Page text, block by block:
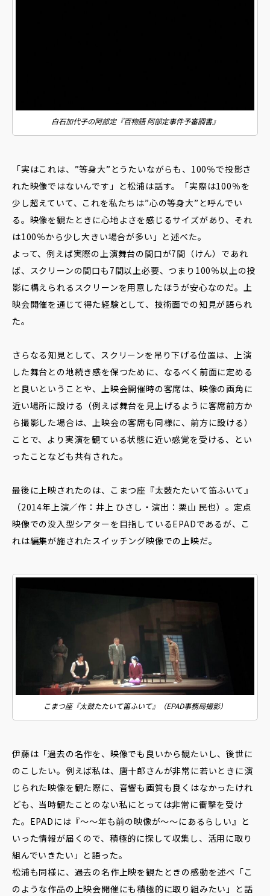
白石加代子の阿部定『百物語 阿部定事件予審調書』
「実はこれは、”等身大”とうたいながらも、100％で投影さ
れた映像ではないんです」と松浦は話す。「実際は100％を
少し超えていて、これを私たちは”心の等身大”と呼んでい
る。映像を観たときに心地よさを感じるサイズがあり、それ
は100％から少し大きい場合が多い」と述べた。
よって、例えば実際の上演舞台の間口が7間（けん）であれ
ば、スクリーンの間口も7間以上必要、つまり100％以上の投
影に構えられるスクリーンを用意したほうが安心なのだ。上
映会開催を通じて得た経験として、技術面での知見が語られ
た。
さらなる知見として、スクリーンを吊り下げる位置は、上演
した舞台との地続き感を保つために、なるべく前面に定める
と良いということや、上映会開催時の客席は、映像の画角に
近い場所に設ける（例えば舞台を見上げるように客席前方か
ら撮影した場合は、上映会の客席も同様に、前方に設ける）
ことで、より実演を観ている状態に近い感覚を受ける、とい
ったことなども共有された。
最後に上映されたのは、こまつ座『太鼓たたいて笛ふいて』
（2014年上演／作：井上 ひさし・演出：栗山 民也）。定点
映像での没入型シアターを目指しているEPADであるが、こ
れは編集が施されたスイッチング映像での上映だ。
こまつ座『太鼓たたいて笛ふいて』（EPAD事務局撮影）
伊藤は「過去の名作を、映像でも良いから観たいし、後世に
のこしたい。例えば私は、唐十郎さんが非常に若いときに演
じられた映像を観た際に、音響も画質も良くはなかったけれ
ども、当時観たことのない私にとっては非常に衝撃を受け
た。EPADには『～～年も前の映像が～～にあるらしい』と
いった情報が届くので、積極的に探して収集し、活用に取り
組んでいきたい」と語った。
松浦も同様に、過去の名作上映を観たときの感動を述べ「こ
のような作品の上映会開催にも積極的に取り組みたい」と話